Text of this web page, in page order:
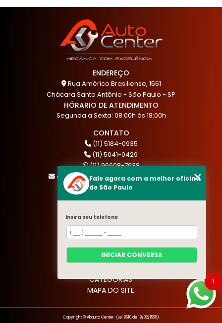
ENDEREÇO
Rua Américo Brasiliense, 1561
Chácara Santo Antônio - São Paulo - SP
HÓRARIO DE ATENDIMENTO
Segunda a Sexta: 08:00h às 18:00h
CONTATO
(11) 5184-0935
(11) 5041-0429
(11) 96608-7938
atendimento@akautocenter.com.br
MENU
HOME
QUEM SOMOS
SERVIÇOS
BLOG
CATEGORIAS
MAPA DO SITE
Copyright © Akauto Center. (Lei 9610 de 19/02/1998)
1
Fale agora com a melhor oficina
de São Paulo
Insira seu telefone
INICIAR CONVERSA